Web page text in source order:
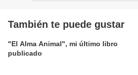
También te puede gustar
"El Alma Animal", mi último libro
publicado